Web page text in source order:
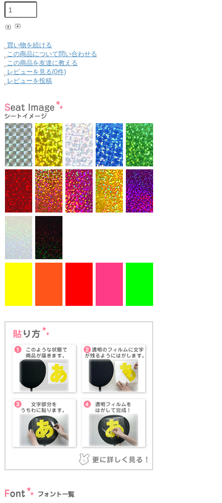
買い物を続ける
この商品について問い合わせる
この商品を友達に教える
レビューを見る(0件)
レビューを投稿